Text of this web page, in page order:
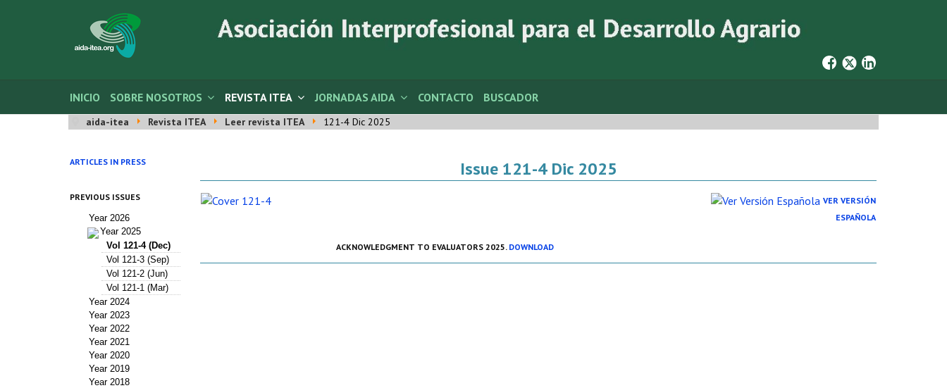
INICIO SOBRE NOSOTROS REVISTA ITEA JORNADAS AIDA CONTACTO BUSCADOR
aida-itea Revista ITEA Leer revista ITEA 121-4 Dic 2025
ARTICLES IN PRESS
PREVIOUS ISSUES
Year 2026
Year 2025
Vol 121-4 (Dec)
Vol 121-3 (Sep)
Vol 121-2 (Jun)
Vol 121-1 (Mar)
Year 2024
Year 2023
Year 2022
Year 2021
Year 2020
Year 2019
Year 2018
Issue 121-4 Dic 2025
ACKNOWLEDGMENT TO EVALUATORS 2025. DOWNLOAD
VER VERSIÓN
ESPAÑOLA